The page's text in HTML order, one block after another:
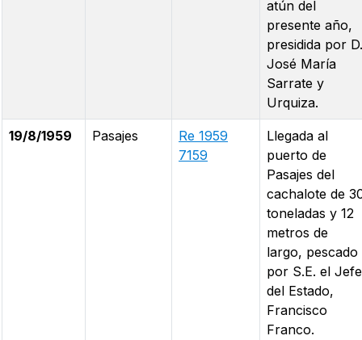
atún del
presente año,
presidida por D.
José María
Sarrate y
Urquiza.
19/8/1959 Pasajes
Re 1959
7159
Llegada al
puerto de
Pasajes del
cachalote de
toneladas y 12
metros de
largo, pescado
por S.E. el Jefe
del Estado,
Francisco
Franco.